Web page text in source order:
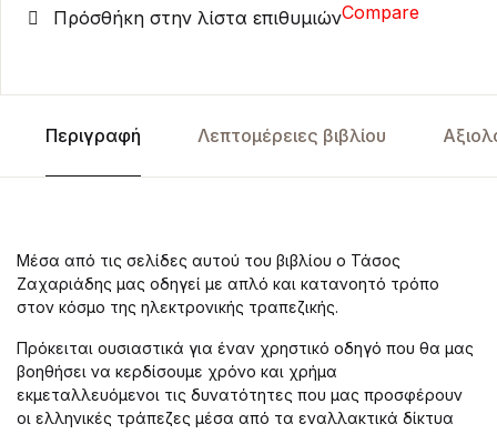
Πρόσθήκη στην λίστα επιθυμιώνCompare
Περιγραφή Λεπτομέρειες βιβλίου
Μέσα από τις σελίδες αυτού του βιβλίου ο Τάσος
Ζαχαριάδης μας οδηγεί με απλό και κατανοητό τρόπο
στον κόσμο της ηλεκτρονικής τραπεζικής.
Πρόκειται ουσιαστικά για έναν χρηστικό οδηγό που θα μας
βοηθήσει να κερδίσουμε χρόνο και χρήμα
εκμεταλλευόμενοι τις δυνατότητες που μας προσφέρουν
οι ελληνικές τράπεζες μέσα από τα εναλλακτικά δίκτυα